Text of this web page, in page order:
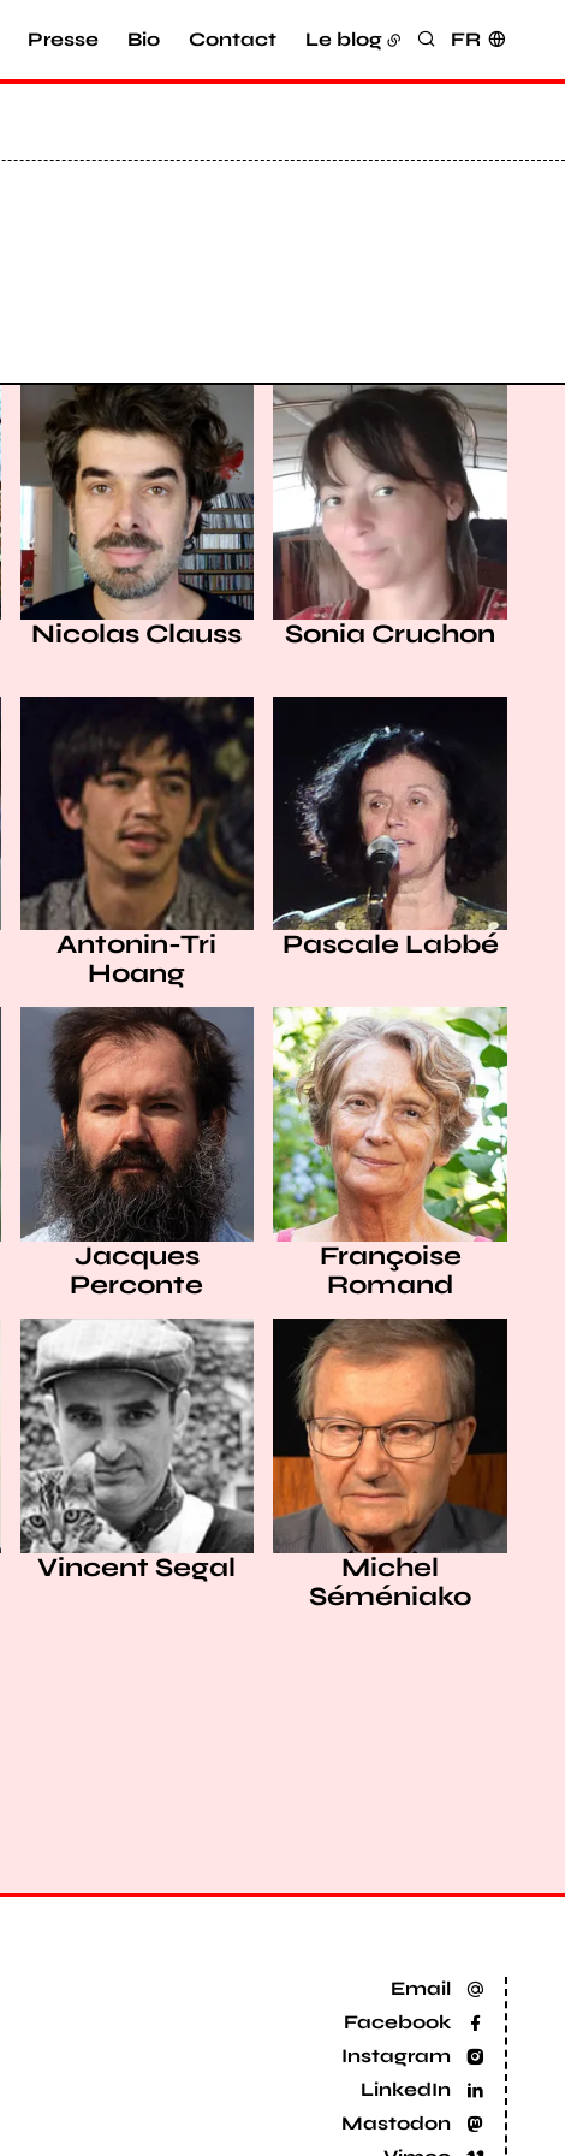
Presse Bio Contact Le blog Rechercher
FR
Nicolas Clauss Sonia Cruchon
Antonin-Tri
Hoang
Pascale Labbé
Jacques
Perconte
Françoise
Romand
Vincent Segal
Michel
Séméniako
Email
Facebook
Instagram
LinkedIn
Mastodon